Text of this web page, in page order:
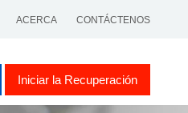
ACERCA CONTÁCTENOS
Iniciar la Recuperación